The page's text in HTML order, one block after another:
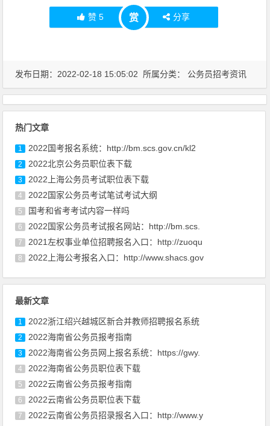
赞 5 赏 分享
发布日期：2022-02-18 15:05:02 所属分类： 公务员招考资讯
热门文章
1 2022国考报名系统：http://bm.scs.gov.cn/kl2
2 2022北京公务员职位表下载
3 2022上海公务员考试职位表下载
4 2022国家公务员考试笔试考试大纲
5 国考和省考考试内容一样吗
6 2022国家公务员考试报名网站：http://bm.scs.
7 2021左权事业单位招聘报名入口：http://zuoqu
8 2022上海公考报名入口：http://www.shacs.gov
最新文章
1 2022浙江绍兴越城区新合并教师招聘报名系统
2 2022海南省公务员报考指南
3 2022海南省公务员网上报名系统：https://gwy.
4 2022海南省公务员职位表下载
5 2022云南省公务员报考指南
6 2022云南省公务员职位表下载
7 2022云南省公务员招录报名入口：http://www.y